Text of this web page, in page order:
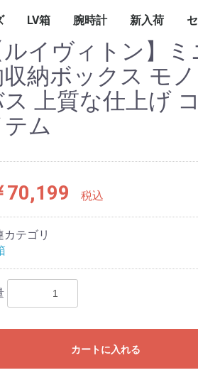
ス/女性用
性用
LV箱 腕時計
Omega
Rolex
Cartier
Chanel
新入荷
ルイヴィトン】
納ボックス モ
上質な仕上げ
テム
70,199 税込
カテゴリ
カートに入れる